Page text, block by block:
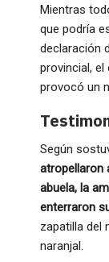
Mientras
que podría
declaración
provincial,
provocó un
Según
atropellaron
abuela, la
enterraron
zapatilla del
naranjal.